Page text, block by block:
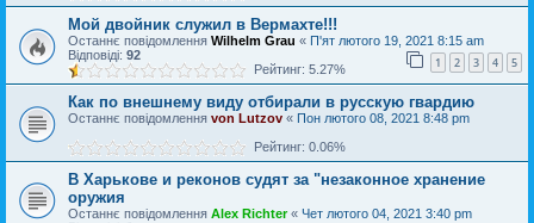
Мой двойник служил в Вермахте!!!
Останнє повідомлення Wilhelm Grau « П'ят лютого 19, 2021 8:15 am
Відповіді: 92 1 2 3 4 5
Рейтинг: 5.27%
Как по внешнему виду отбирали в русскую гвардию
Останнє повідомлення von Lutzov « Пон лютого 08, 2021 8:48 pm
Рейтинг: 0.06%
В Харькове и реконов судят за "незаконное хранение
оружия
Останнє повідомлення Alex Richter« Чет лютого 04, 2021 3:40 pm